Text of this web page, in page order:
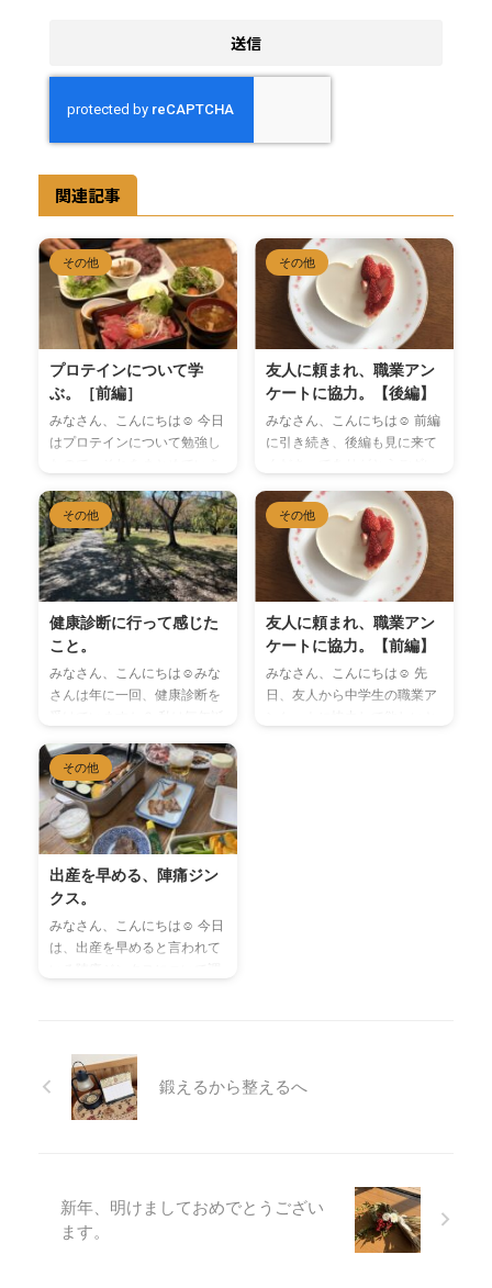
関連記事
その他
プロテインについて学
ぶ。［前編］
みなさん、こんにちは☺︎ 今日
はプロテインについて勉強し
（Protein）とは プロテイン
（Protein）とは日本語で『タ
ンパク質』のことを指し、ギ
リシャ語の『プロテオス（一
番大切なもの）』が語源で、
炭水化物、脂質とともに三大
栄養素の一つに挙げられるも
質』を成分として多く含み、
効率よく補給、摂取できるサ
プリメントとして商品化さ
れ、市販されたのち通称とし
てそれが多くの人に知られる
様になった。 ⚫︎人体で重要な
役割を果たす「タン ...
その他
友人に頼まれ、職業アン
ケートに協力。【後編】
みなさん、こんにちは☺︎ 前編
に引き続き、後編も見に来て
ト♩ ④パティシエになって
から工夫している点 私が入社
したのは、長年続いている日
本茶の専門店で、そこのカフ
ェで提供する商品のスイーツ
部門でした。なので、健康に
良いといわれる日本茶を使用
た。 健康に良い商品を提供す
るということで、小麦アレル
ギーの方や子供も安心して食
その他
健康診断に行って感じた
こと。
みなさん、こんにちは☺︎みな
さんは年に一回、健康診断を
います。 今年は、普通の定期
検診に加えて、乳がん検査、
腹部超音波検査、甲状腺検査
の３つのオプションを追加し
ました。 子宮がん検診につい
ては、今年はひと足先に妊婦
健診で受けました。 腹部超音
り、エコーで内臓や心臓に異
常がないかを見てもらいま
す。 甲状腺の検査は今年初め
もらいました。 特に今まで大
きな病 ...
その他
友人に頼まれ、職業アン
ケートに協力。【前編】
みなさん、こんにちは☺︎ 先
日、友人から中学生の職業ア
日…。情熱 ...
その他
出産を早める、陣痛ジン
クス。
みなさん、こんにちは☺︎ 今日
は、出産を早めると言われて
クスの定番といってもいいほ
ど◎調べてみると、医学的な
根拠があるわけではないよう
ですが、焼肉を食べたり、オ
定日の夕飯に焼肉を食べた
ら、その日の夜に陣痛が始ま
鍛えるから整えるへ
新年、明けましておめでとうござい
ます。